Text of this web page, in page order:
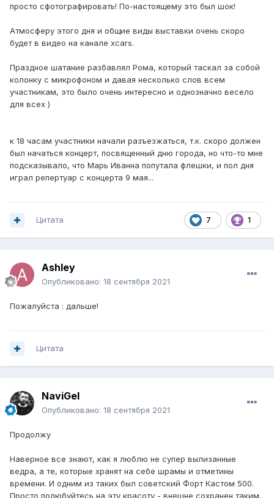
просто сфотографировать! По-настоящему это был шок!
Атмосферу этого дня и общие виды выставки очень скоро
будет в видео на канале xcars.
Праздное шатание разбавлял Рома, который таскал за собой
колонку с микрофоном и давая несколько слов всем
участникам, это было очень интересно и однозначно весело
для всех )
к 18 часам участники начали разъезжаться, т.к. скоро должен
был начаться концерт, посвященный дню города, но что-то мне
подсказывало, что Марь Иванна попутала флешки, и пол дня
играл репертуар с концерта 9 мая...
7 1
Цитата
Ashley
Опубликовано: 18 сентября 2021
Пожалуйста : дальше!
Цитата
NaviGel
Опубликовано: 18 сентября 2021
Продолжу
Наверное все знают, как я люблю не супер вылизанные
ведра, а те, которые хранят на себе шрамы и отметины
времени. И одним из таких был советский Форт Кастом 500.
Просто полюбуйтесь на эту красоту - внешне сохранен таким,